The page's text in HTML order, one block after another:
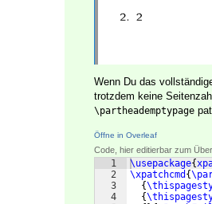
Wenn Du das
trotzdem keine
\partheademptypage
Öffne in Overleaf
Code, hier editierbar zum
1
2
3
4
\usepackage{
\xpatchcmd {
{
{